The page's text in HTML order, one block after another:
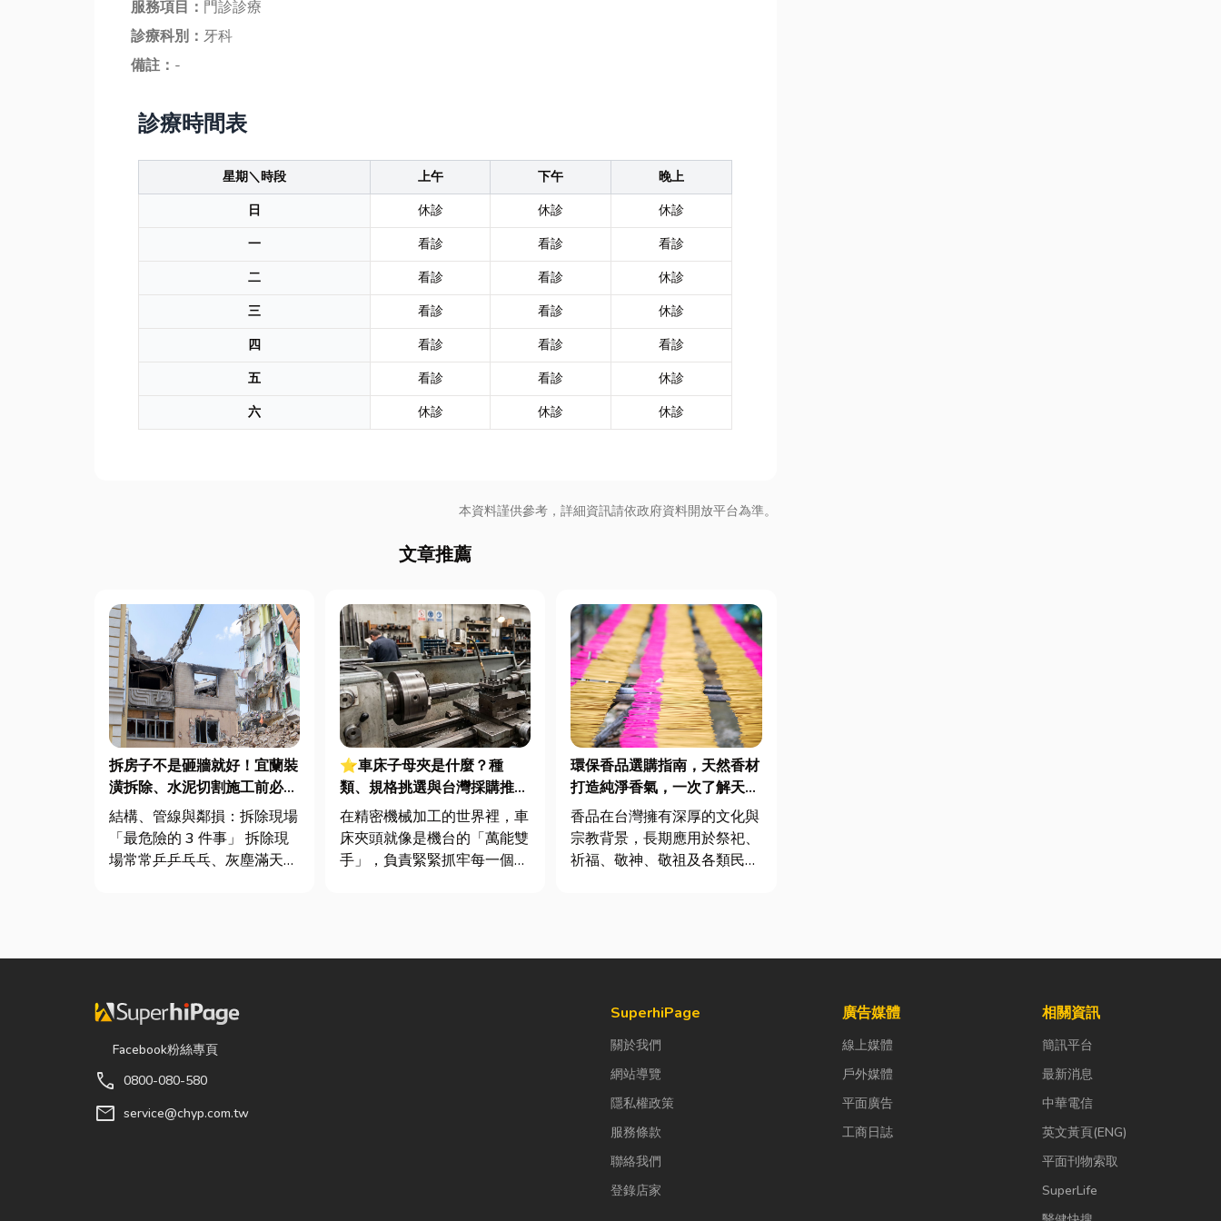
服務項目： 門診診療
診療科別： 牙科
備註： -
診療時間表
星期＼時段 上午 下午
晚上
日
休診 休診
休診
一
看診 看診
看診
二
看診 看診
休診
三
看診 看診
休診
四
看診 看診
看診
五
看診 看診
休診
六
休診 休診 休診
本資料謹供參考，詳細資訊請依政府資料開放平台為準。
文章推薦
拆房子不是砸牆就好！宜蘭裝
潢拆除、水泥切割施工前必看
的避坑指南，專家曝這 3 件事
最危險！
結構、管線與鄰損：拆除現場
「最危險的 3 件事」 拆除現
場常常乒乒乓乓、灰塵滿天
⭐車床子母夾是什麼？種
類、規格挑選與台灣採購推薦
完整指南
在精密機械加工的世界裡，車
床夾頭就像是機台的「萬能雙
手」，負責緊緊抓牢每一個旋
環保香品選購指南，天然香材
打造純淨香氣，一次了解天然
低煙香品特色
香品在台灣擁有深厚的文化與
宗教背景，長期應用於祭祀、
祈福、敬神、敬祖及各類民俗
型，從...
Facebook粉絲專頁
call 0800-080-580
mail service@chyp.com.tw
SuperhiPage
關於我們
網站導覽
隱私權政策
服務條款
聯絡我們
登錄店家
廣告媒體
線上媒體
戶外媒體
平面廣告
工商日誌
相關資訊
簡訊平台
最新消息
中華電信
英文黃頁(ENG)
平面刊物索取
SuperLife